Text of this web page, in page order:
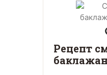
Рецепт